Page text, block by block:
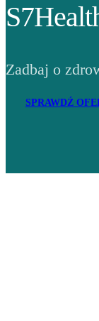
Zadbaj o
SPRAWDŹ